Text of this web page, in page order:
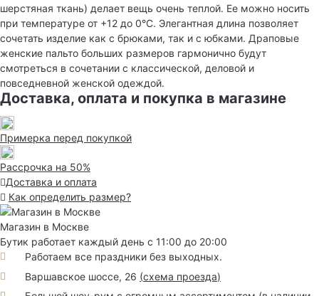
шерстяная ткань) делает вещь очень теплой. Ее можно носить
при температуре от +12 до 0°С. Элегантная длина позволяет
сочетать изделие как с брюками, так и с юбками. Драповые
женские пальто больших размеров гармонично будут
смотреться в сочетании с классической, деловой и
повседневной женской одеждой.
Доставка, оплата и покупка в магазине
Примерка перед покупкой
Рассрочка на 50%
Доставка и оплата
Как определить размер?
Магазин в Москве
Бутик работает каждый день с 11:00 до 20:00
Работаем все праздники без выходных.
Варшавское шоссе, 26 (схема проезда)